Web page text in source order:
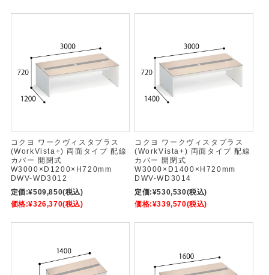
コクヨ ワークヴィスタプラス
(WorkVista+) 両面タイプ 配線
カバー 開閉式
W3000×D1200×H720mm
DWV-WD3012
定価:¥509,850(税込)
価格:¥326,370(税込)
コクヨ ワークヴィスタプラス
(WorkVista+) 両面タイプ 配線
カバー 開閉式
W3000×D1400×H720mm
DWV-WD3014
定価:¥530,530(税込)
価格:¥339,570(税込)